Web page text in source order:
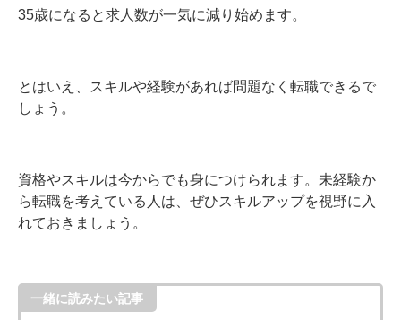
35歳になると求人数が一気に減り始めます。
とはいえ、スキルや経験があれば問題なく転職できるで
しょう。
資格やスキルは今からでも身につけられます。未経験か
ら転職を考えている人は、ぜひスキルアップを視野に入
れておきましょう。
一緒に読みたい記事